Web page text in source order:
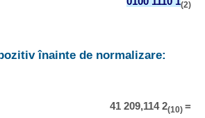
(2)
înainte de normalizare:
41 209,114 2(10) =